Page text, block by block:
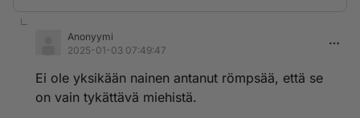
Anonyymi
2025-01-03 07:49:47
Ei ole yksikään nainen antanut römpsää, että se
on vain tykättävä miehistä.